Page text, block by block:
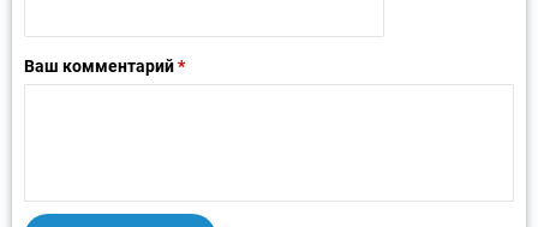
Ваш комментарий*